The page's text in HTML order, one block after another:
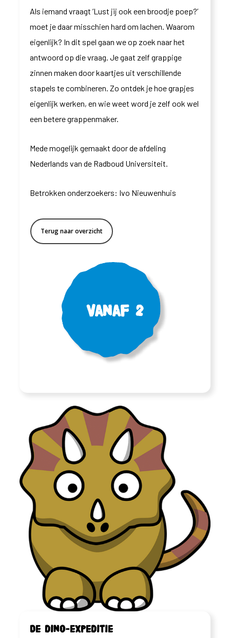
Als iemand vraagt ‘Lust jij ook een broodje poep?’
moet je daar misschien hard om lachen. Waarom
eigenlijk? In dit spel gaan we op zoek naar het
antwoord op die vraag. Je gaat zelf grappige
zinnen maken door kaartjes uit verschillende
stapels te combineren. Zo ontdek je hoe grapjes
eigenlijk werken, en wie weet word je zelf ook wel
een betere grappenmaker.
Mede mogelijk gemaakt door de afdeling
Nederlands van de Radboud Universiteit.
Betrokken onderzoekers: Ivo Nieuwenhuis
Terug naar overzicht
Vanaf 2
De dino-expeditie